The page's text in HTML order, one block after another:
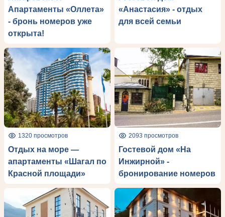
Апартаменты «Оллета»
- бронь номеров уже
открыта!
«Анастасия» - отдых
для всей семьи
1320 просмотров
Отдых на море —
апартаменты «Шагал по
Красной площади»
2093 просмотров
Гостевой дом «На
Инжирной» -
бронирование номеров